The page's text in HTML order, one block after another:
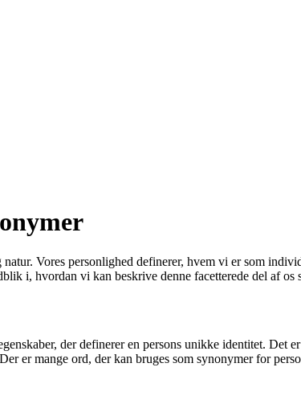
Vores personlighed definerer, hvem vi er som
i, hvordan vi kan beskrive denne facetterede del af os
der definerer en persons unikke identitet. Det
er mange ord, der kan bruges som synonymer for